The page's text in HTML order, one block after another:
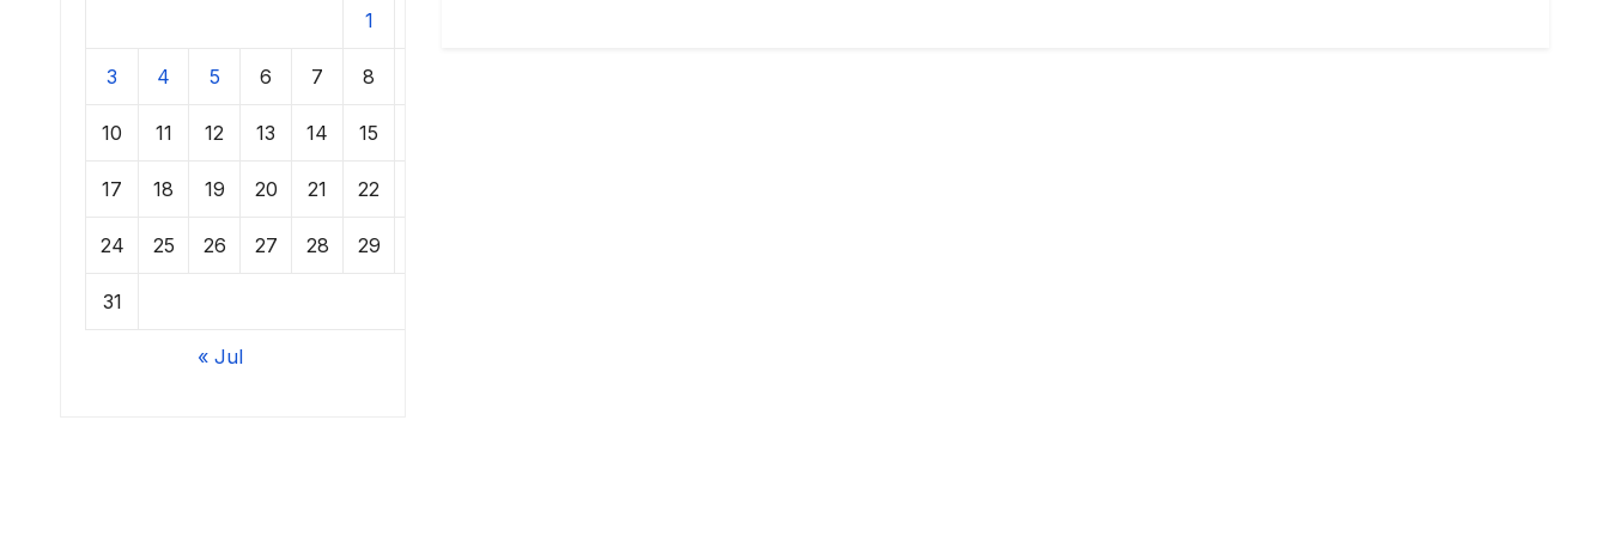
1
3 4 5 6 7 8
10 11 12 13 14 15
17 18 19 20 21 22
24 25 26 27 28 29
31
« Jul